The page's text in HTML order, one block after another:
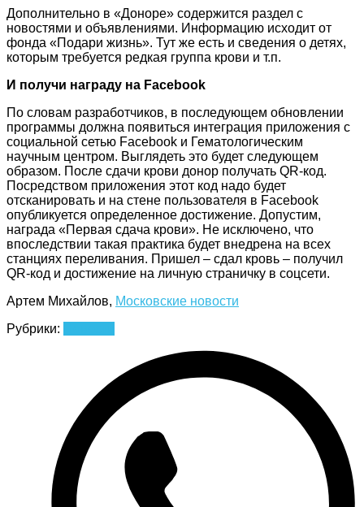
Дополнительно в «Доноре» содержится раздел с
новостями и объявлениями. Информацию исходит от
фонда «Подари жизнь». Тут же есть и сведения о детях,
которым требуется редкая группа крови и т.п.
И получи награду на Facebook
По словам разработчиков, в последующем обновлении
программы должна появиться интеграция приложения с
социальной сетью Facebook и Гематологическим
научным центром. Выглядеть это будет следующем
образом. После сдачи крови донор получать QR-код.
Посредством приложения этот код надо будет
отсканировать и на стене пользователя в Facebook
опубликуется определенное достижение. Допустим,
награда «Первая сдача крови». Не исключено, что
впоследствии такая практика будет внедрена на всех
станциях переливания. Пришел – сдал кровь – получил
QR-код и достижение на личную страничку в соцсети.
Артем Михайлов, Московские новости
Рубрики: